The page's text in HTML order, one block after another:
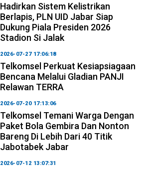
Hadirkan Sistem Kelistrikan
Berlapis, PLN UID Jabar Siap
Dukung Piala Presiden 2026
Stadion Si Jalak
2026-07-27 17:06:18
Telkomsel Perkuat Kesiapsiagaan
Bencana Melalui Gladian PANJI
Relawan TERRA
2026-07-20 17:13:06
Telkomsel Temani Warga Dengan
Paket Bola Gembira Dan Nonton
Bareng Di Lebih Dari 40 Titik
Jabotabek Jabar
2026-07-12 13:07:31